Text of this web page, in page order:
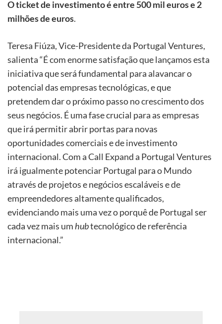
O ticket de investimento é entre 500 mil euros e 2
milhões de euros.
Teresa Fiúza, Vice-Presidente da Portugal Ventures,
salienta “É com enorme satisfação que lançamos esta
iniciativa que será fundamental para alavancar o
potencial das empresas tecnológicas, e que
pretendem dar o próximo passo no crescimento dos
seus negócios. É uma fase crucial para as empresas
que irá permitir abrir portas para novas
oportunidades comerciais e de investimento
internacional. Com a Call Expand a Portugal Ventures
irá igualmente potenciar Portugal para o Mundo
através de projetos e negócios escaláveis e de
empreendedores altamente qualificados,
evidenciando mais uma vez o porquê de Portugal ser
cada vez mais um hubtecnológico de referência
internacional.”